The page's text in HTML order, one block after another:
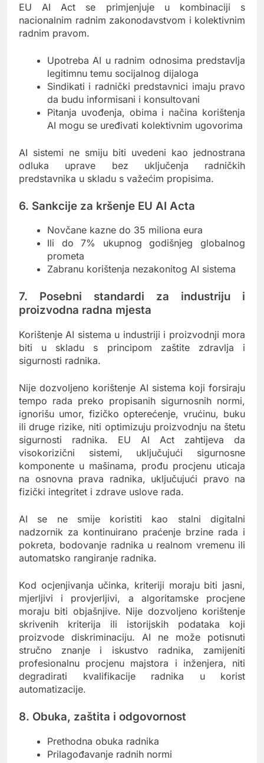
EU AI Act se primjenjuje u kombinaciji s
nacionalnim radnim zakonodavstvom i kolektivnim
radnim pravom.
Upotreba AI u radnim odnosima predstavlja
legitimnu temu socijalnog dijaloga
Sindikati i radnički predstavnici imaju pravo
da budu informisani i konsultovani
Pitanja uvođenja, obima i načina korištenja
AI mogu se uređivati kolektivnim ugovorima
AI sistemi ne smiju biti uvedeni kao jednostrana
odluka uprave bez uključenja radničkih
predstavnika u skladu s važećim propisima.
6. Sankcije za kršenje EU AI Acta
Novčane kazne do 35 miliona eura
Ili do 7% ukupnog godišnjeg globalnog
prometa
Zabranu korištenja nezakonitog AI sistema
7. Posebni standardi za industriju i
proizvodna radna mjesta
Korištenje AI sistema u industriji i proizvodnji mora
biti u skladu s principom zaštite zdravlja i
sigurnosti radnika.
Nije dozvoljeno korištenje AI sistema koji forsiraju
tempo rada preko propisanih sigurnosnih normi,
ignorišu umor, fizičko opterećenje, vrućinu, buku
ili druge rizike, niti optimizuju proizvodnju na štetu
sigurnosti radnika. EU AI Act zahtijeva da
visokorizični sistemi, uključujući sigurnosne
komponente u mašinama, prođu procjenu uticaja
na osnovna prava radnika, uključujući pravo na
fizički integritet i zdrave uslove rada.
AI se ne smije koristiti kao stalni digitalni
nadzornik za kontinuirano praćenje brzine rada i
pokreta, bodovanje radnika u realnom vremenu ili
automatsko rangiranje radnika.
Kod ocjenjivanja učinka, kriteriji moraju biti jasni,
mjerljivi i provjerljivi, a algoritamske procjene
moraju biti objašnjive. Nije dozvoljeno korištenje
skrivenih kriterija ili istorijskih podataka koji
proizvode diskriminaciju. AI ne može potisnuti
stručno znanje i iskustvo radnika, zamijeniti
profesionalnu procjenu majstora i inženjera, niti
degradirati kvalifikacije radnika u korist
automatizacije.
8. Obuka, zaštita i odgovornost
Prethodna obuka radnika
Prilagođavanje radnih normi